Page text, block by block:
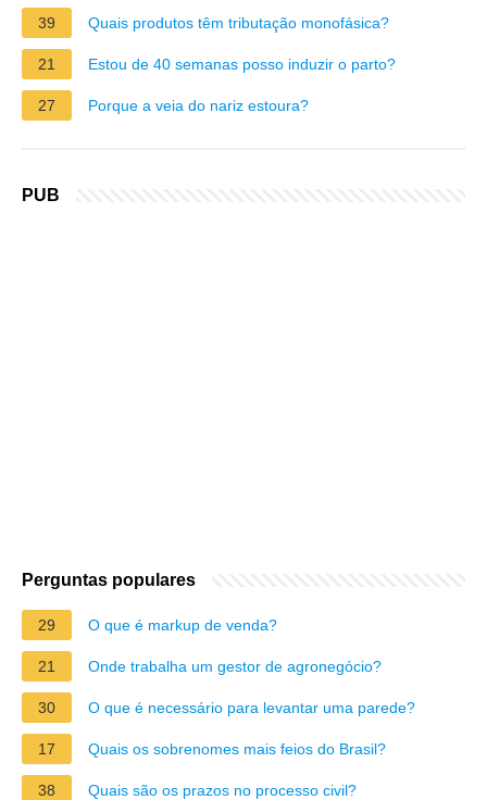
39 Quais produtos têm tributação monofásica?
21 Estou de 40 semanas posso induzir o parto?
27 Porque a veia do nariz estoura?
PUB
Perguntas populares
29 O que é markup de venda?
21 Onde trabalha um gestor de agronegócio?
30 O que é necessário para levantar uma parede?
17 Quais os sobrenomes mais feios do Brasil?
38 Quais são os prazos no processo civil?